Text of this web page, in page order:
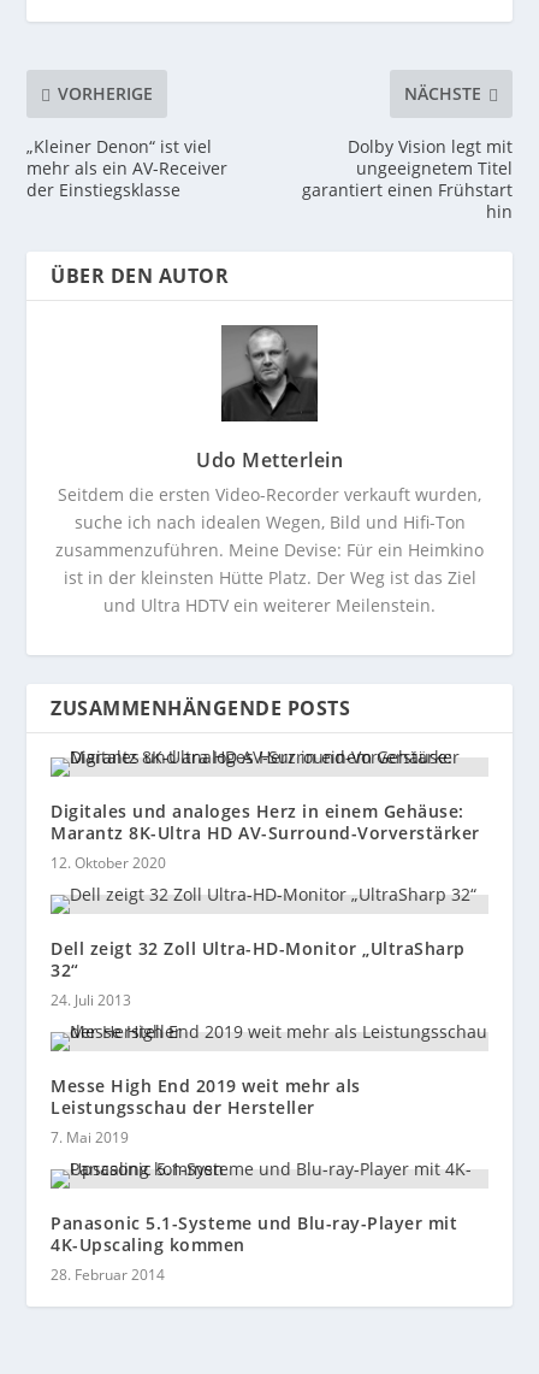
VORHERIGE
„Kleiner Denon“ ist viel
mehr als ein AV-Receiver
der Einstiegsklasse
NÄCHSTE
Dolby Vision legt mit
ungeeignetem Titel
garantiert einen Frühstart
hin
ÜBER DEN AUTOR
Udo Metterlein
Seitdem die ersten Video-Recorder verkauft wurden,
suche ich nach idealen Wegen, Bild und Hifi-Ton
zusammenzuführen. Meine Devise: Für ein Heimkino
ist in der kleinsten Hütte Platz. Der Weg ist das Ziel
und Ultra HDTV ein weiterer Meilenstein.
ZUSAMMENHÄNGENDE POSTS
Digitales und analoges Herz in einem Gehäuse:
Marantz 8K-Ultra HD AV-Surround-Vorverstärker
12. Oktober 2020
Dell zeigt 32 Zoll Ultra-HD-Monitor „UltraSharp
32“
24. Juli 2013
Messe High End 2019 weit mehr als
Leistungsschau der Hersteller
7. Mai 2019
Panasonic 5.1-Systeme und Blu-ray-Player mit
4K-Upscaling kommen
28. Februar 2014